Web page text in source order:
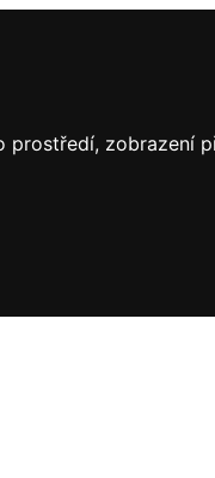
zobrazení